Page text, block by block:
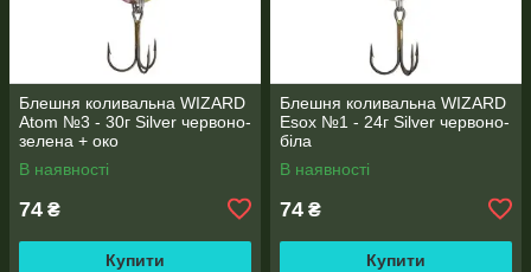
Блешня коливальна WIZARD
Atom №3 - 30г Silver червоно-
зелена + око
В наявності
74 ₴
Купити
Блешня коливальна WIZARD
Esox №1 - 24г Silver червоно-
біла
В наявності
74 ₴
Купити